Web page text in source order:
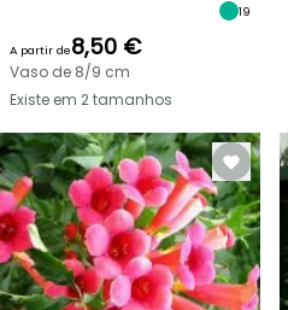
19
A partir de8,50 €
Vaso de 8/9 cm
Existe em 2 tamanhos